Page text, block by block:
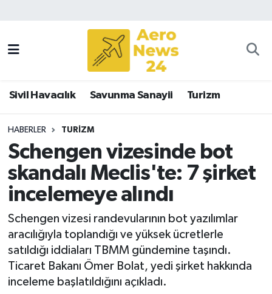
Sivil Havacılık Savunma Sanayii Turizm
HABERLER TURIZM
Schengen vizesinde bot
skandalı Meclis'te: 7 şirket
incelemeye alındı
Schengen vizesi randevularının bot yazılımlar
aracılığıyla toplandığı ve yüksek ücretlerle
satıldığı iddiaları TBMM gündemine taşındı.
Ticaret Bakanı Ömer Bolat, yedi şirket hakkında
inceleme başlatıldığını açıkladı.